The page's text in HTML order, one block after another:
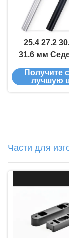
25.4 27.2
31.6 мм
столб,
Седельный
Получите
лучшую
Части для
помощью ЧПУ